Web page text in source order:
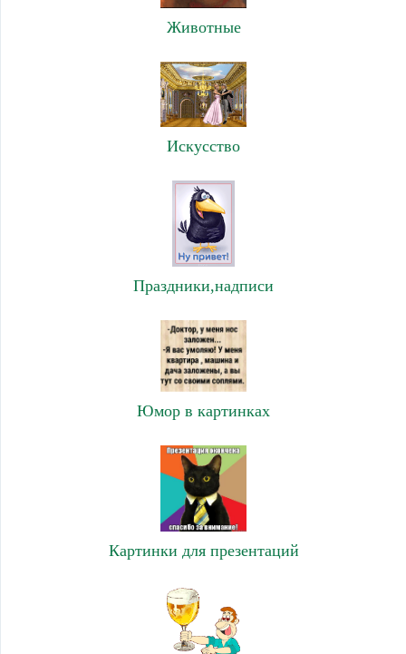
Животные
Искусство
Праздники,надписи
Юмор в картинках
Картинки для презентаций